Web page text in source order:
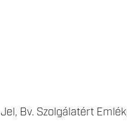
Bv. Szolgálatért